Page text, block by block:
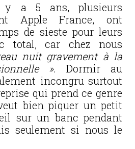
a 5 ans, plusieurs
Apple France, ont
de sieste pour leurs
total, car chez nous
nuit gravement à la
». Dormir au
incongru surtout
qui prend ce genre
bien piquer un petit
sur un banc pendant
seulement si nous le